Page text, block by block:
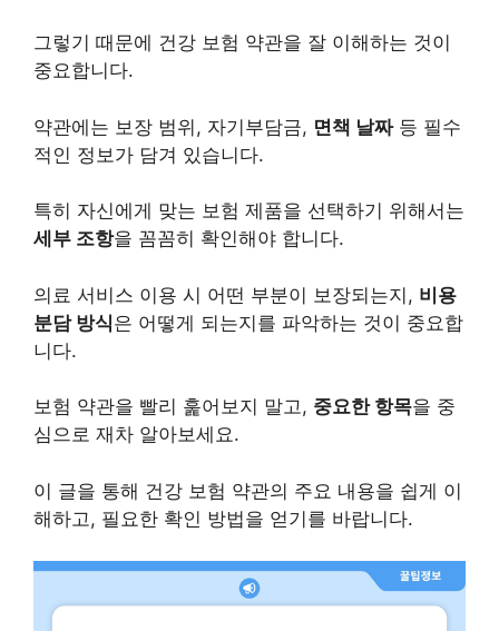
그렇기 때문에 건강 보험 약관을 잘 이해하는 것이
중요합니다.
약관에는 보장 범위, 자기부담금, 면책 날짜등 필수
적인 정보가 담겨 있습니다.
특히 자신에게 맞는 보험 제품을 선택하기 위해서는
세부 조항을 꼼꼼히 확인해야 합니다.
의료 서비스 이용 시 어떤 부분이 보장되는지, 비용
분담 방식은 어떻게 되는지를 파악하는 것이 중요합
니다.
보험 약관을 빨리 훑어보지 말고, 중요한 항목을 중
심으로 재차 알아보세요.
이 글을 통해 건강 보험 약관의 주요 내용을 쉽게 이
해하고, 필요한 확인 방법을 얻기를 바랍니다.